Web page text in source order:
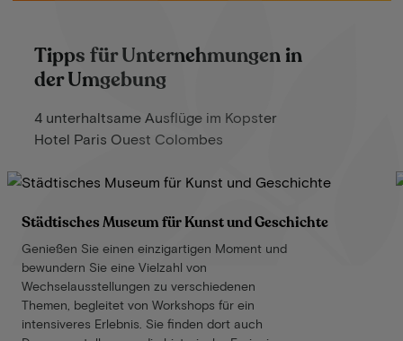
Tipps für Unternehmungen in
der Umgebung
4 unterhaltsame Ausflüge im Kopster
Hotel Paris Ouest Colombes
Städtisches Museum für Kunst und Geschichte
Genießen Sie einen einzigartigen Moment und
bewundern Sie eine Vielzahl von
Wechselausstellungen zu verschiedenen
Themen, begleitet von Workshops für ein
intensiveres Erlebnis. Sie finden dort auch